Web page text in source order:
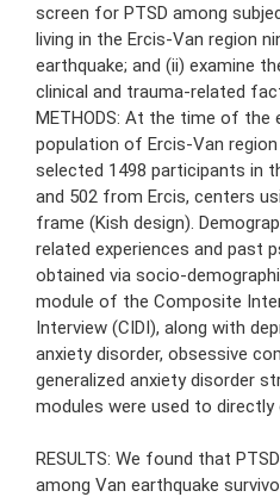
screen for PTSD among
living in the Ercis-Van region
earthquake; and (ii) examine
clinical and trauma-related
METHODS: At the time of the
population of Ercis-Van region
selected 1498 participants in
and 502 from Ercis, centers
frame (Kish design).
related experiences and past
obtained via socio-
module of the Composite
Interview (CIDI), along with
anxiety disorder, obsessive
generalized anxiety disorder
modules were used to
RESULTS: We found that
among Van earthquake